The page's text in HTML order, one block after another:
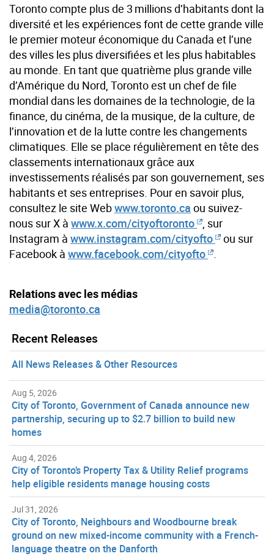
Toronto compte plus de 3 millions d’habitants dont la
diversité et les expériences font de cette grande ville
le premier moteur économique du Canada et l’une
des villes les plus diversifiées et les plus habitables
au monde. En tant que quatrième plus grande ville
d’Amérique du Nord, Toronto est un chef de file
mondial dans les domaines de la technologie, de la
finance, du cinéma, de la musique, de la culture, de
l’innovation et de la lutte contre les changements
climatiques. Elle se place régulièrement en tête des
classements internationaux grâce aux
investissements réalisés par son gouvernement, ses
habitants et ses entreprises. Pour en savoir plus,
consultez le site Webwww.toronto.ca ou suivez-
nous sur X à www.x.com/cityoftoronto
, sur
Instagram à www.instagram.com/cityofto
ou sur
Facebook à www.facebook.com/cityofto
Relations avec les médias
media@toronto.ca
Recent Releases
All News Releases & Other Resources
Aug 5, 2026
City of Toronto, Government of Canada announce new
partnership, securing up to $2.7 billion to build new
homes
Aug 4, 2026
City of Toronto’s Property Tax & Utility Relief programs
help eligible residents manage housing costs
Jul 31, 2026
City of Toronto, Neighbours and Woodbourne break
ground on new mixed-income community with a French-
language theatre on the Danforth